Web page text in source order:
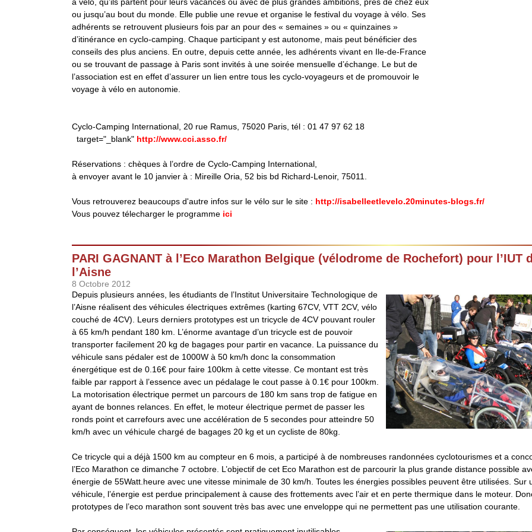
ou jusqu’au bout du monde. Elle publie une revue et organise le festival du voyage à vélo. Ses
adhérents se retrouvent plusieurs fois par an pour des « semaines » ou « quinzaines »
d’itinérance en cyclo-camping. Chaque participant y est autonome, mais peut bénéficier des
conseils des plus anciens. En outre, depuis cette année, les adhérents vivant en Ile-de-France
ou se trouvant de passage à Paris sont invités à une soirée mensuelle d’échange. Le but de
l’association est en effet d’assurer un lien entre tous les cyclo-voyageurs et de promouvoir le
voyage à vélo en autonomie.
Cyclo-Camping International, 20 rue Ramus, 75020 Paris, tél : 01 47 97 62 18
target="_blank" http://www.cci.asso.fr/
Réservations : chèques à l’ordre de Cyclo-Camping International,
à envoyer avant le 10 janvier à : Mireille Oria, 52 bis bd Richard-Lenoir, 75011.
Vous retrouverez beaucoups d'autre infos sur le vélo sur le site : http://isabelleetlevelo.20minutes-blogs.fr/
Vous pouvez télecharger le programme ici
PARI GAGNANT à l’Eco Marathon Belgique (vélodrome de Rochefort) pour l’IUT
l’Aisne
8 Octobre 2012
Depuis plusieurs années, les étudiants de l’Institut Universitaire Technologique de
l’Aisne réalisent des véhicules électriques extrêmes (karting 67CV, VTT 2CV, vélo
couché de 4CV). Leurs derniers prototypes est un tricycle de 4CV pouvant rouler
à 65 km/h pendant 180 km. L’énorme avantage d’un tricycle est de pouvoir
transporter facilement 20 kg de bagages pour partir en vacance. La puissance du
véhicule sans pédaler est de 1000W à 50 km/h donc la consommation
énergétique est de 0.16€ pour faire 100km à cette vitesse. Ce montant est très
faible par rapport à l’essence avec un pédalage le cout passe à 0.1€ pour 100km.
La motorisation électrique permet un parcours de 180 km sans trop de fatigue en
ayant de bonnes relances. En effet, le moteur électrique permet de passer les
ronds point et carrefours avec une accélération de 5 secondes pour atteindre 50
km/h avec un véhicule chargé de bagages 20 kg et un cycliste de 80kg.
Ce tricycle qui a déjà 1500 km au compteur en 6 mois, a participé à de nombreuses randonnées cyclotourismes et a
l’Eco Marathon ce dimanche 7 octobre. L’objectif de cet Eco Marathon est de parcourir la plus grande distance possible
énergie de 55Watt.heure avec une vitesse minimale de 30 km/h. Toutes les énergies possibles peuvent être utilisées. Sur
véhicule, l’énergie est perdue principalement à cause des frottements avec l’air et en perte thermique dans le moteur.
prototypes de l’eco marathon sont souvent très bas avec une enveloppe qui ne permettent pas une utilisation courante.